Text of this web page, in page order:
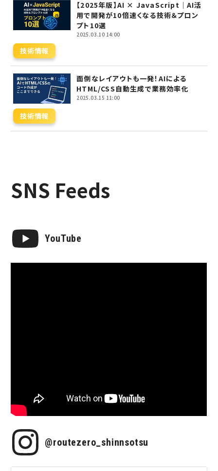
【2025年版】AI × JavaScript｜AI活
用で開発が10倍速くなる技術＆プロン
プト10選
2025.03.10 14:00
技術情報
面倒なレイアウトも一発！AIによる
HTML/CSS自動生成で業務効率化
2025.03.15 11:00
技術情報
SNS Feeds
YouTube
@routezero_shinnsotsu